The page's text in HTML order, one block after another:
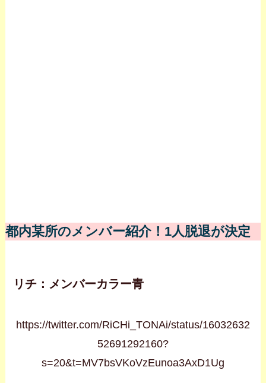
都内某所のメンバー紹介！1人脱退が決定
リチ：メンバーカラー青
https://twitter.com/RiCHi_TONAi/status/16032632
52691292160?
s=20&t=MV7bsVKoVzEunoa3AxD1Ug